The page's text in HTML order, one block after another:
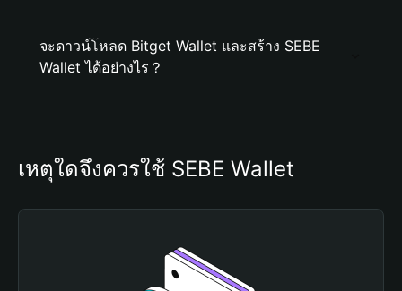
จะดาวน์โหลด Bitget Wallet และสร้าง SEBE
Wallet ได้อย่างไร？
เหตุใดจึงควรใช้ SEBE Wallet